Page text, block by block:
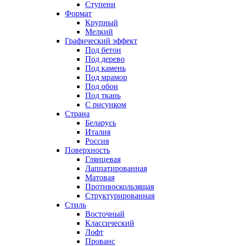
Ступени
Формат
Крупный
Мелкий
Графический эффект
Под бетон
Под дерево
Под камень
Под мрамор
Под обои
Под ткань
С рисунком
Страна
Беларусь
Италия
Россия
Поверхность
Глянцевая
Лаппатированная
Матовая
Противоскользящая
Структурированная
Стиль
Восточный
Классический
Лофт
Прованс